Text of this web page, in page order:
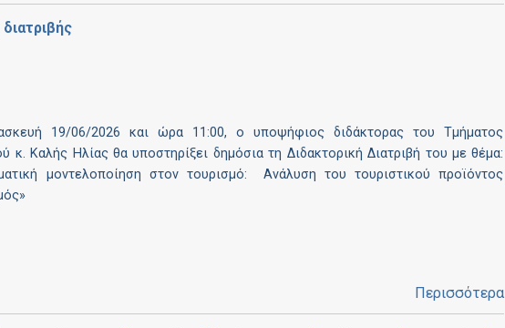
19/06/2026 και ώρα 11:00, ο υποψήφιος διδάκτορας του Τμήματος
κ. Καλής Ηλίας θα υποστηρίξει δημόσια τη Διδακτορική Διατριβή του με θέμα:
μοντελοποίηση στον τουρισμό: Ανάλυση του τουριστικού προϊόντος
Περισσότερα